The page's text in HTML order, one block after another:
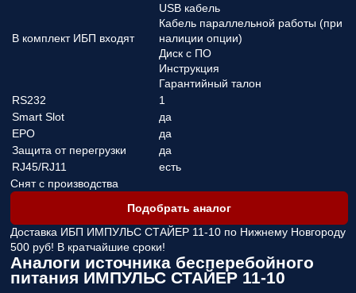
В комплект ИБП входят
USB кабель
Кабель параллельной работы (при
налиции опции)
Диск с ПО
Инструкция
Гарантийный талон
RS232
1
Smart Slot
да
EPO
да
Защита от перегрузки
да
RJ45/RJ11
есть
Снят с производства
Подобрать аналог
Доставка ИБП ИМПУЛЬС СТАЙЕР 11-10 по Нижнему Новгороду
500 руб! В кратчайшие сроки!
Аналоги источника бесперебойного
питания ИМПУЛЬС СТАЙЕР 11-10